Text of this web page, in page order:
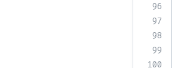
96
97
98
99
100